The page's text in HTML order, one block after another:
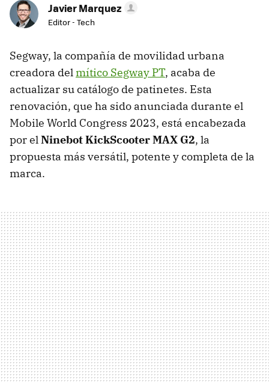
Javier Marquez
Editor - Tech
Segway, la compañía de movilidad urbana
creadora delmítico Segway PT, acaba de
actualizar su catálogo de patinetes. Esta
renovación, que ha sido anunciada durante el
Mobile World Congress 2023, está encabezada
por elNinebot KickScooter MAX G2, la
propuesta más versátil, potente y completa de la
marca.